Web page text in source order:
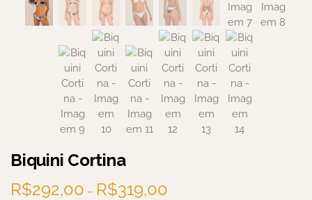
Biquini Cortina
R$292,00 – R$319,00